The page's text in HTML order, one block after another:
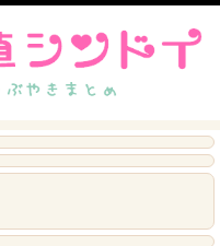
【動画】 ゲーフリ新作、とんでもない手抜きをしてしまうｗｗｗｗｗ